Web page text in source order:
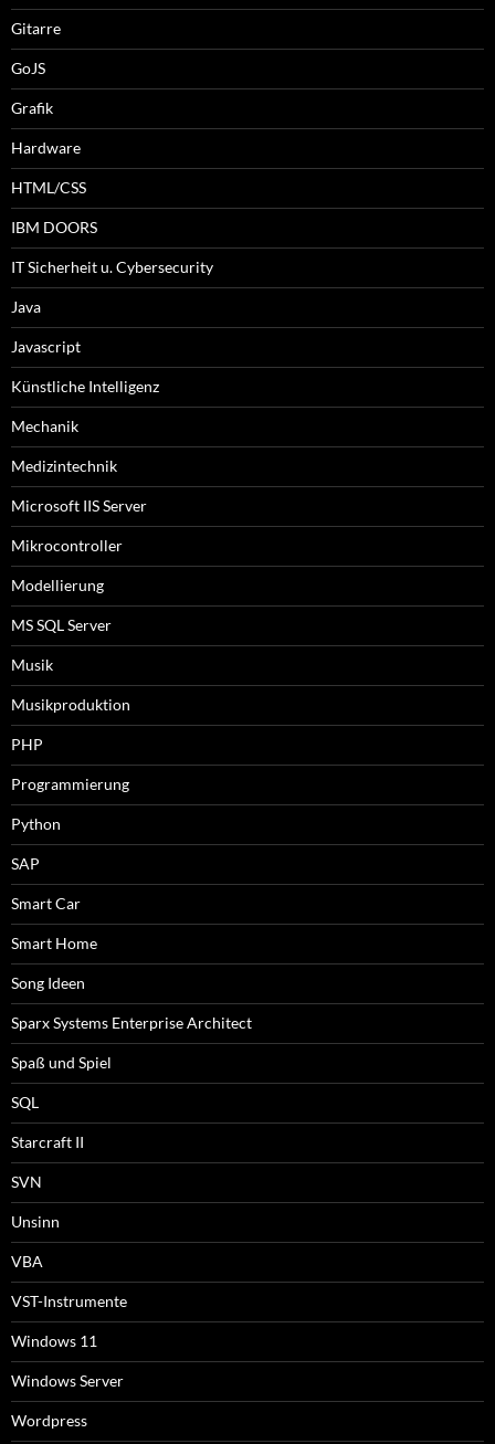
Gitarre
GoJS
Grafik
Hardware
HTML/CSS
IBM DOORS
IT Sicherheit u. Cybersecurity
Java
Javascript
Künstliche Intelligenz
Mechanik
Medizintechnik
Microsoft IIS Server
Mikrocontroller
Modellierung
MS SQL Server
Musik
Musikproduktion
PHP
Programmierung
Python
SAP
Smart Car
Smart Home
Song Ideen
Sparx Systems Enterprise Architect
Spaß und Spiel
SQL
Starcraft II
SVN
Unsinn
VBA
VST-Instrumente
Windows 11
Windows Server
Wordpress